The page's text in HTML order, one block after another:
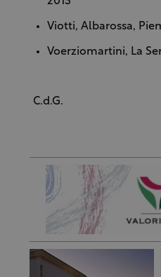
Viotti, Albarossa,
Voerziomartini, La
C.d.G.